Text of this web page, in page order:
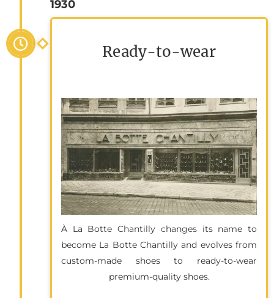
1930
Ready-to-wear
À La Botte Chantilly changes its name to
become La Botte Chantilly and evolves from
custom-made shoes to ready-to-wear
premium-quality shoes.